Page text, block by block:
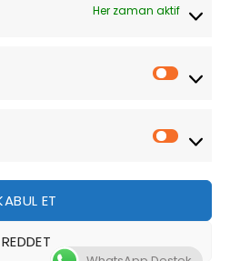
Her zaman aktif
ET
REDDET
tarama deneyimi sunmak için